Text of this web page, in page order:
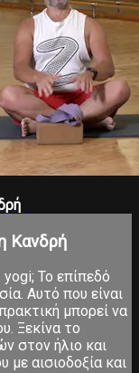
Κανδρή
Το επίπεδό
Αυτό που είναι
μπορεί να
Ξεκίνα το
στον ήλιο και
με αισιοδοξία και